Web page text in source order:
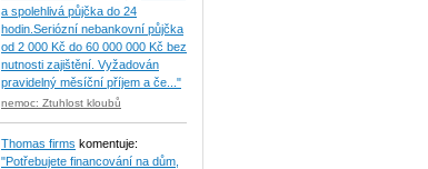
a spolehlivá půjčka do 24
hodin.Seriózní nebankovní půjčka
od 2 000 Kč do 60 000 000 Kč bez
nutnosti zajištění. Vyžadován
pravidelný měsíční příjem a če..."
nemoc: Ztuhlost kloubů
Thomas firms komentuje:
"Potřebujete financování na dům,